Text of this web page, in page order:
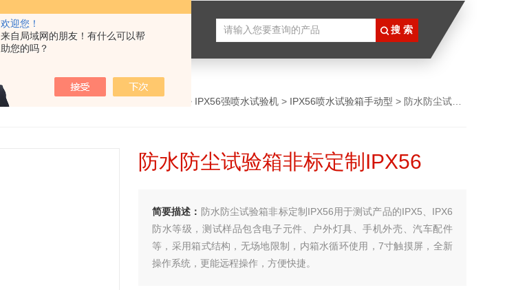
欢迎您！
来自局域网的朋友！有什么可以帮
助您的吗？
> IPX56强喷水试验机 > IPX56喷水试验箱手动型 > 防水防尘试验箱非标定制IPX56
防水防尘试验箱非标定制IPX56
简要描述： 防水防尘试验箱非标定制IPX56用于测试产品的IPX5、IPX6
防水等级，测试样品包含电子元件、户外灯具、手机外壳、汽车配件
等，采用箱式结构，无场地限制，内箱水循环使用，7寸触摸屏，全新
操作系统，更能远程操作，方便快捷。